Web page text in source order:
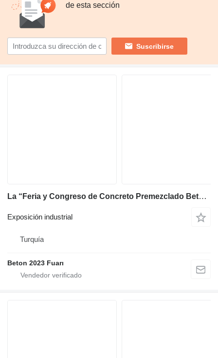
de esta sección
Suscribirse
La “Feria y Congreso de Concreto Premezclado Beton 2023”, organizada en asociación con la Asociación Turca de Concreto Premezclado y TG Expo, reunirá a los sectores del concreto premezclado, cemento, agregados y construcción
Exposición industrial
Turquía
Beton 2023 Fuarı